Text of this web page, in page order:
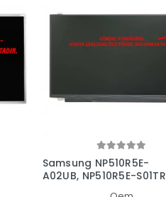
Samsung NP510R5E-
A02UB, NP510R5E-S01TR